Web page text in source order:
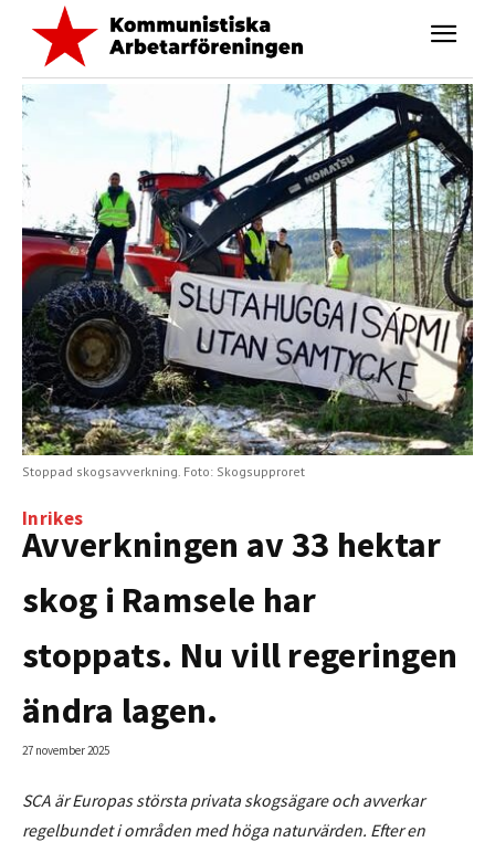
Stoppad skogsavverkning. Foto: Skogsupproret
Inrikes
Avverkningen av 33 hektar
skog i Ramsele har
stoppats. Nu vill regeringen
ändra lagen.
27 november 2025
SCA är Europas största privata skogsägare och avverkar
regelbundet i områden med höga naturvärden. Efter en